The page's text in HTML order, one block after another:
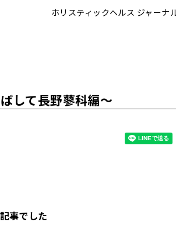
ホリスティックヘルス ジャーナ
して長野蓼科編～
事でした